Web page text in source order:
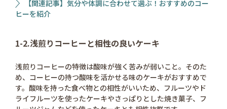
【関連記事】気分や体調に合わせて選ぶ！おすすめのコー
ヒーを紹介
1-2.浅煎りコーヒーと相性の良いケーキ
浅煎りコーヒーの特徴は酸味が強く苦みが弱いこと。そのた
め、コーヒーの持つ酸味を活かせる味のケーキがおすすめで
す。酸味を持った食べ物との相性がいいため、フルーツやド
ライフルーツを使ったケーキやさっぱりとした焼き菓子、フ